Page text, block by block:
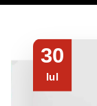
30
Iul